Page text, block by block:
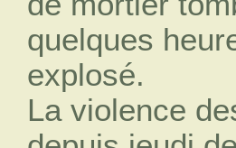
quelques
explosé.
La violence